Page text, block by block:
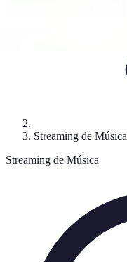
Streaming de Música
Streaming de Música